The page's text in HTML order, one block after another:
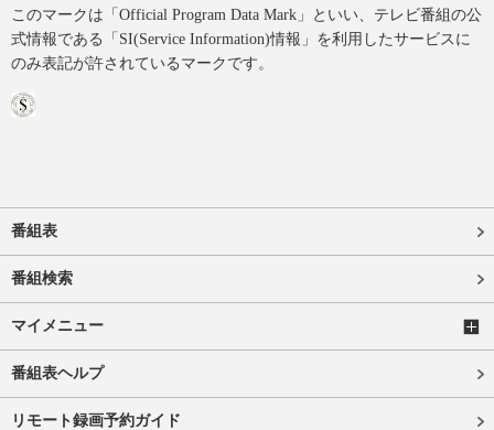
このマークは「Official Program Data Mark」といい、テレビ番組の公
式情報である「SI(Service Information)情報」を利用したサービスに
のみ表記が許されているマークです。
番組表
番組検索
マイメニュー
番組表ヘルプ
リモート録画予約ガイド